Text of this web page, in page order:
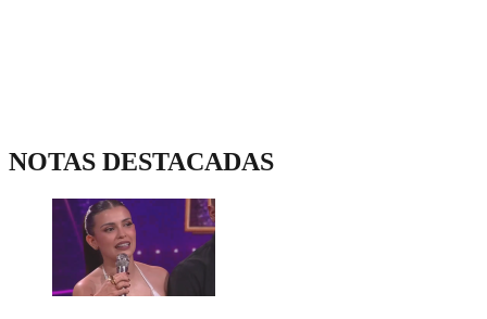
NOTAS DESTACADAS